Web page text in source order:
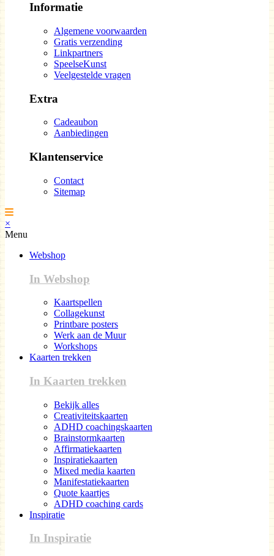
Informatie
Algemene voorwaarden
Gratis verzending
Linkpartners
SpeelseKunst
Veelgestelde vragen
Extra
Cadeaubon
Aanbiedingen
Klantenservice
Contact
Sitemap
×
Menu
Webshop
In Webshop
Kaartspellen
Collagekunst
Printbare posters
Werk aan de Muur
Workshops
Kaarten trekken
In Kaarten trekken
Bekijk alles
Creativiteitskaarten
ADHD coachingskaarten
Brainstormkaarten
Affirmatiekaarten
Inspiratiekaarten
Mixed media kaarten
Manifestatiekaarten
Quote kaartjes
ADHD coaching cards
Inspiratie
In Inspiratie